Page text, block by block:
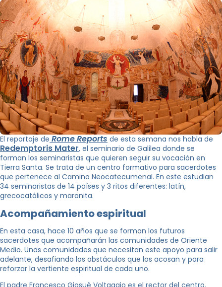
El reportaje deRome Reports de esta semana nos habla de
Redemptoris Mater, el seminario de Galilea donde se
forman los seminaristas que quieren seguir su vocación en
Tierra Santa. Se trata de un centro formativo para sacerdotes
que pertenece al Camino Neocatecumenal. En este estudian
34 seminaristas de 14 países y 3 ritos diferentes: latín,
grecocatólicos y maronita.
Acompañamiento espiritual
En esta casa, hace 10 años que se forman los futuros
sacerdotes que acompañarán las comunidades de Oriente
Medio. Unas comunidades que necesitan este apoyo para salir
adelante, desafiando los obstáculos que los acosan y para
reforzar la vertiente espiritual de cada uno.
El padre Francesco Giosuè Voltaggio es el rector del centro.